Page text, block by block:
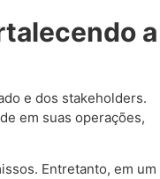
a
e dos stakeholders.
em suas operações,
Entretanto, em um